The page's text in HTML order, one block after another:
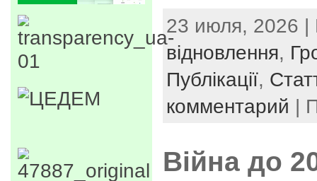
23 июля, 2026 |
відновлення,
Публікації,
комментарий |
Війна до